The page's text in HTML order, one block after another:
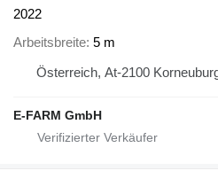
2022
Arbeitsbreite 5 m
Österreich, At-2100
E-FARM GmbH